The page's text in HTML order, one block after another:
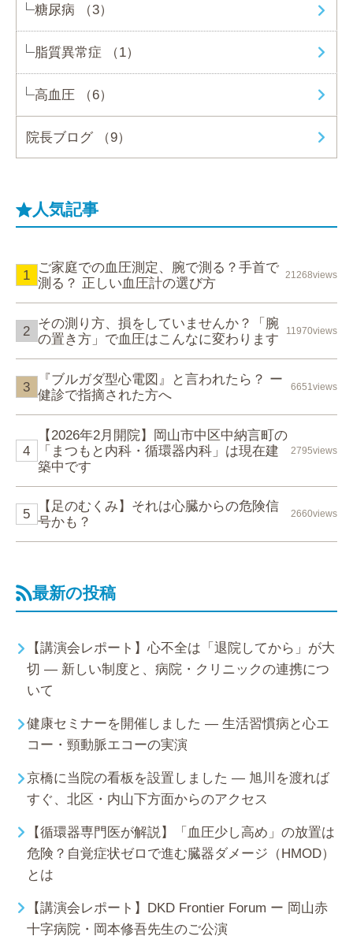
糖尿病 （3）
脂質異常症 （1）
高血圧 （6）
院長ブログ （9）
人気記事
ご家庭での血圧測定、腕で測る？手首で
測る？ 正しい血圧計の選び方
21268views
その測り方、損をしていませんか？「腕
の置き方」で血圧はこんなに変わります
11970views
『ブルガダ型心電図』と言われたら？ ー
健診で指摘された方へ
6651views
【2026年2月開院】岡山市中区中納言町の
「まつもと内科・循環器内科」は現在建
築中です
2795views
【足のむくみ】それは心臓からの危険信
号かも？
2660views
最新の投稿
【講演会レポート】心不全は「退院してから」が大
切 ― 新しい制度と、病院・クリニックの連携につ
いて
健康セミナーを開催しました ― 生活習慣病と心エ
コー・頸動脈エコーの実演
京橋に当院の看板を設置しました ― 旭川を渡れば
すぐ、北区・内山下方面からのアクセス
【循環器専門医が解説】「血圧少し高め」の放置は
危険？自覚症状ゼロで進む臓器ダメージ（HMOD）
とは
【講演会レポート】DKD Frontier Forum ー 岡山赤
十字病院・岡本修吾先生のご公演